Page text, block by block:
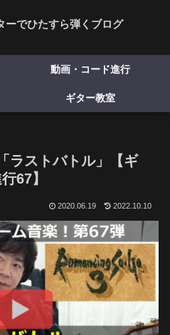
ーでひたすら弾くブログ
動画・コード進行
ギター教室
ラストバトル」【ギ
67】
2020.06.19 2022.10.10